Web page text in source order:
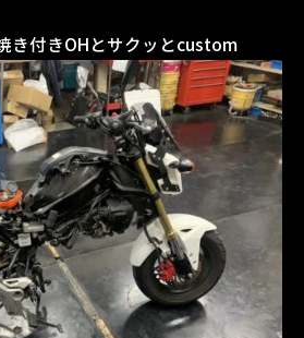
き付きOHとサクッとcustom